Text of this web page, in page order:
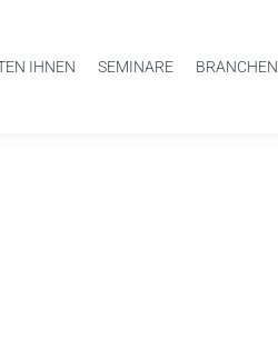
IHNEN SEMINARE BRANCHEN